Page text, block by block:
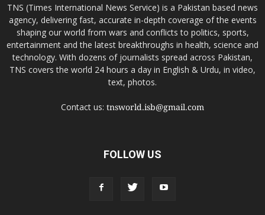
TNS (Times International News Service) is a Pakistan based news
agency, delivering fast, accurate in-depth coverage of the events
shaping our world from wars and conflicts to politics, sports,
entertainment and the latest breakthroughs in health, science and
technology. With dozens of journalists spread across Pakistan,
TNS covers the world 24 hours a day in English & Urdu, in video,
text, photos.
Contact us: tnsworld.isb@gmail.com
FOLLOW US